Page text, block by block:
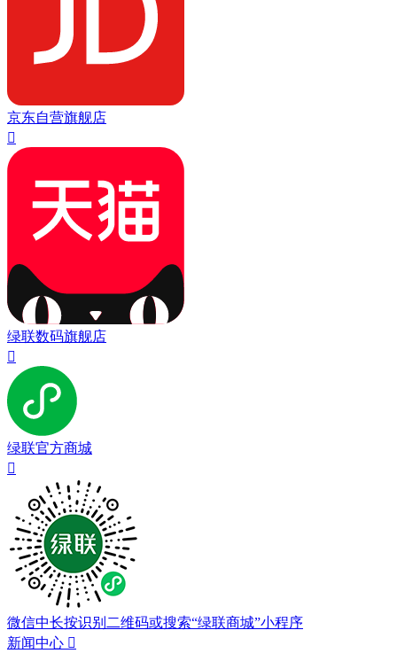
京东自营旗舰店

绿联数码旗舰店

绿联官方商城

微信中长按识别二维码或搜索“绿联商城”小程序
新闻中心 